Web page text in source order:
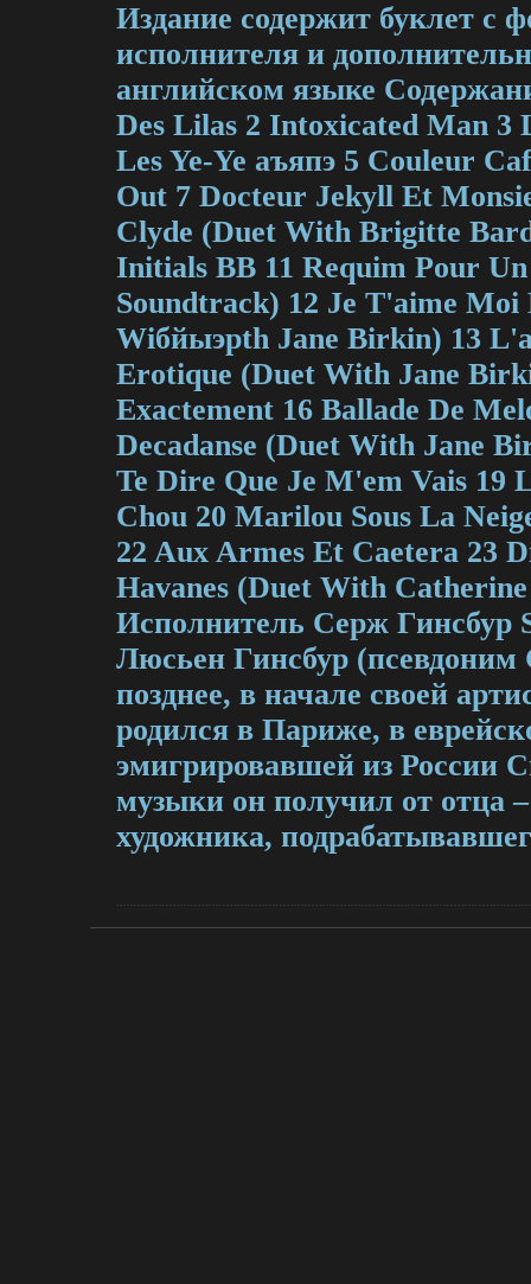
Издание содержит буклет с
исполнителя и
английском языке
Des Lilas 2 Intoxicated Man 3
Les Ye-Ye аъяпэ 5 Couleur
Out 7 Docteur Jekyll Et
Clyde (Duet With Brigitte
Initials BB 11 Requim Pour
Soundtrack) 12 Je T'aime Moi
Wiбйыэрth Jane Birkin) 13
Erotique (Duet With Jane
Exactement 16 Ballade De
Decadanse (Duet With Jane
Te Dire Que Je M'em Vais 19
Chou 20 Marilou Sous La
22 Aux Armes Et Caetera 23
Havanes (Duet With Catherine
Исполнитель Серж Гинсбур
Люсьен Гинcбур
позднее, в начале своей
родился в Париже, в
эмигрировавшей из России
музыки он получил от отца –
художника,